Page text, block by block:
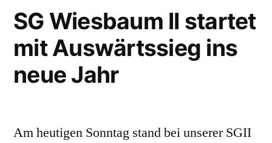
der
Darscheid
SG Wiesbaum II startet
mit Auswärtssieg ins
neue Jahr
Am heutigen Sonntag stand bei unserer SGII